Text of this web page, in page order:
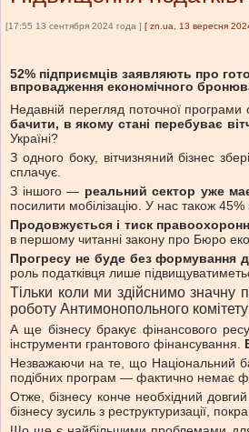
[17:55 13 сентября 2024 года ] [ zn.ua, 13 вересня
52% підприємців заявляють про
впровадження економічного
Недавній перегляд поточної програми
бачити, в якому стані перебуває
Україні?
З одного боку, вітчизняний бізнес
сплачує.
З іншого — реальний сектор уже
посилити мобілізацію. У нас також
Продовжується і тиск
в першому читанні закону про Бюро
Прогресу не буде без формування
роль податківця лише
Тільки коли ми здійснимо
роботу Антимонопольного
А ще бізнесу бракує фінансового
інструменти грантового фінансування.
Незважаючи на те, що Національний
подібних програм — фактично немає
Отже, бізнесу конче необхідний
бізнесу зусиль з реструктуризації,